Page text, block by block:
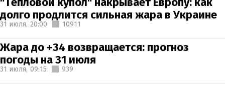
долго продлится сильная жара в Украине
31 июля, 20:00 10911
Жара до +34 возвращается: прогноз
погоды на 31 июля
31 июля, 09:15 939